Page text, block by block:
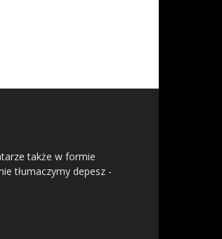
także w formie
tłumaczymy depesz -